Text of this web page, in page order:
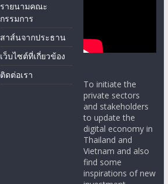
รายนามคณะ
กรรมการ
สาส์นจากประธาน
เว็บไซต์ที่เกี่ยวข้อง
ติดต่อเรา
To initiate the
private sectors
and stakeholders
to update the
digital economy in
Thailand and
Vietnam and also
find some
inspirations of new